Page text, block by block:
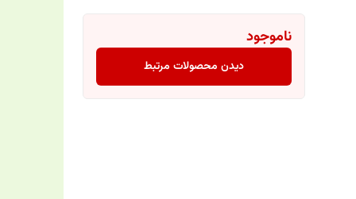
ناموجود
دیدن محصولات مرتبط